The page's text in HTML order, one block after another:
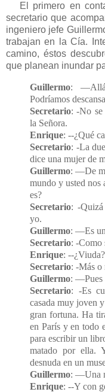
El primero en
secretario que
ingeniero jefe
trabajan en la Cía.
camino, éstos
que planean inundar
Guillermo: —Allá
Podríamos
Secretario: -No se
la Señora.
Enrique: --¿Qué
Secretario: -La
dice una mujer de
Guillermo: —De
mundo y usted nos
es?
Secretario: -
yo.
Guillermo: —Es
Secretario: -Como
Enrique: --¿Viuda?
Secretario: -Más o
Guillermo: —Pues
Secretario: -Es
casada muy joven
gran fortuna. Ha
en París y en todo
para escribir un
matado por ella.
desnuda en un
Guillermo: —Una
Enrique: --Y con